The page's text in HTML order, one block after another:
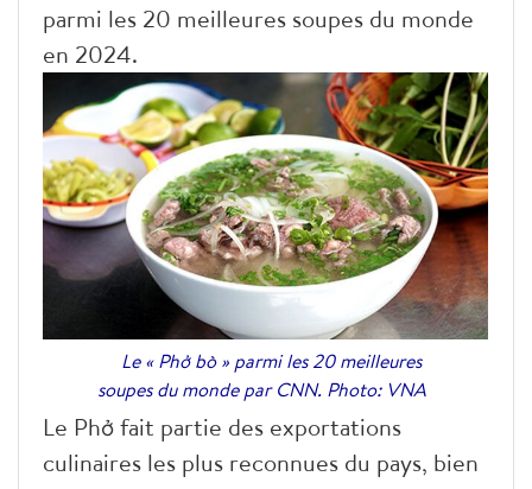
parmi les 20 meilleures soupes du monde
en 2024.
Le « Phở bò » parmi les 20 meilleures
soupes du monde par CNN. Photo: VNA
Le Phở fait partie des exportations
culinaires les plus reconnues du pays, bien